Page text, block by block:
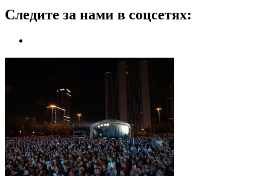
Следите за нами в соцсетях: